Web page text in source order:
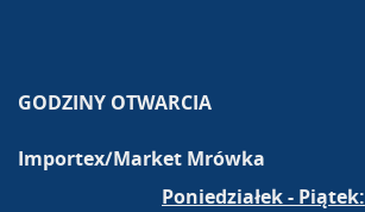
GODZINY OTWARCIA
Importex/Market Mrówka
Poniedziałek - Piątek: